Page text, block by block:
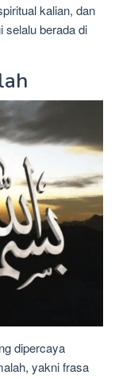
kalian, dan
selalu berada di
dipercaya
yakni frasa